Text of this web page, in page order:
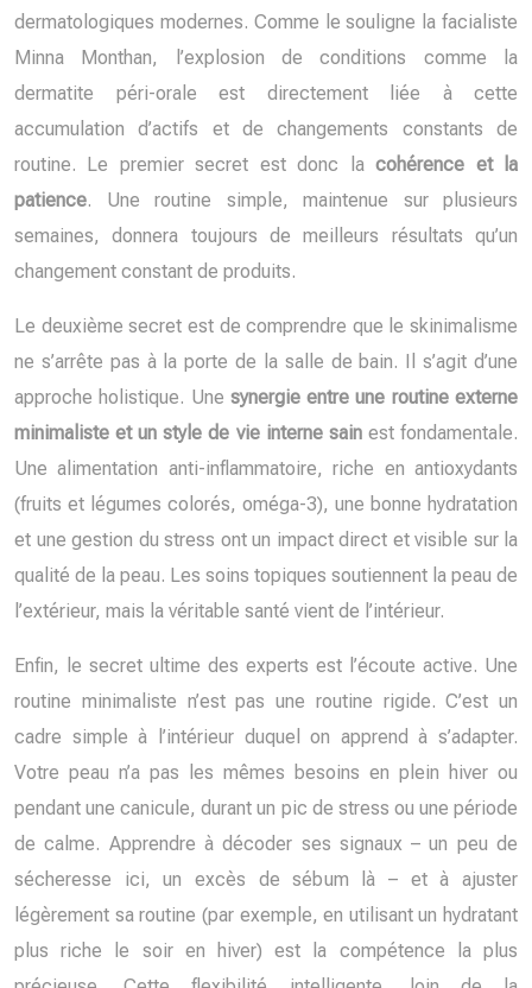
dermatologiques modernes. Comme le souligne la facialiste
Minna Monthan, l’explosion de conditions comme la
dermatite péri-orale est directement liée à cette
accumulation d’actifs et de changements constants de
routine. Le premier secret est donc lacohérence et la
patience. Une routine simple, maintenue sur plusieurs
semaines, donnera toujours de meilleurs résultats qu’un
changement constant de produits.
Le deuxième secret est de comprendre que le skinimalisme
ne s’arrête pas à la porte de la salle de bain. Il s’agit d’une
approche holistique. Une synergie entre une routine externe
minimaliste et un style de vie interne sainest fondamentale.
Une alimentation anti-inflammatoire, riche en antioxydants
(fruits et légumes colorés, oméga-3), une bonne hydratation
et une gestion du stress ont un impact direct et visible sur la
qualité de la peau. Les soins topiques soutiennent la peau de
l’extérieur, mais la véritable santé vient de l’intérieur.
Enfin, le secret ultime des experts est l’écoute active. Une
routine minimaliste n’est pas une routine rigide. C’est un
cadre simple à l’intérieur duquel on apprend à s’adapter.
Votre peau n’a pas les mêmes besoins en plein hiver ou
pendant une canicule, durant un pic de stress ou une période
de calme. Apprendre à décoder ses signaux – un peu de
sécheresse ici, un excès de sébum là – et à ajuster
légèrement sa routine (par exemple, en utilisant un hydratant
plus riche le soir en hiver) est la compétence la plus